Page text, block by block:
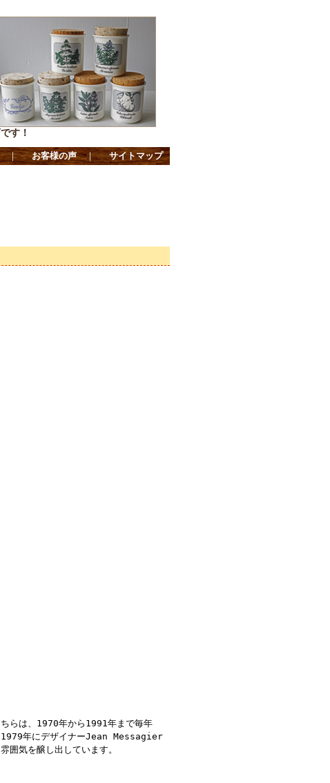
す！
｜ お客様の声 ｜ サイトマップ
らは、1970年から1991年まで毎年
1979年にデザイナーJean Messagier
囲気を醸し出しています。